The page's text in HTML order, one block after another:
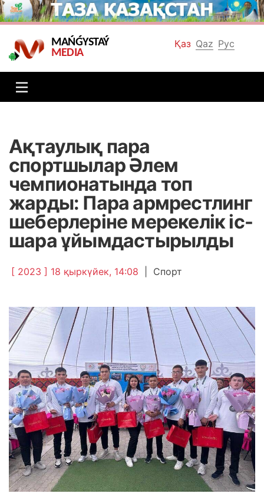
Қаз Qaz Рус
MAŃǴYSTAÝ
MEDIA
Ақтаулық пара
спортшылар Әлем
чемпионатында топ
жарды: Пара армрестлинг
шеберлеріне мерекелік іс-
шара ұйымдастырылды
[ 2023 ] 18 қыркүйек, 14:08 Спорт